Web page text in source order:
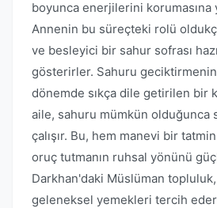
boyunca enerjilerini korumasına
Annenin bu süreçteki rolü
ve besleyici bir sahur sofrası
gösterirler. Sahuru
dönemde sıkça dile getirilen bir
aile, sahuru mümkün olduğunca
çalışır. Bu, hem manevi bir
oruç tutmanın ruhsal yönünü
Darkhan'daki Müslüman
geleneksel yemekleri tercih